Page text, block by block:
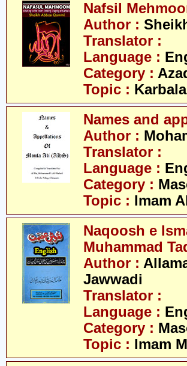
Nafsil
Author :
Translator :
Language :
Category :
Topic : Karbala
Names and
Author :
Translator :
Language :
Category :
Topic : Imam
Naqoosh e
Muhammad
Author :
Jawwadi
Translator :
Language :
Category :
Topic : Imam